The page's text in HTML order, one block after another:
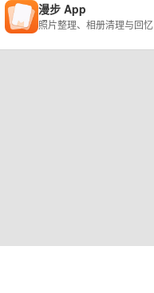
漫步 App
照片整理、相册清理与回忆